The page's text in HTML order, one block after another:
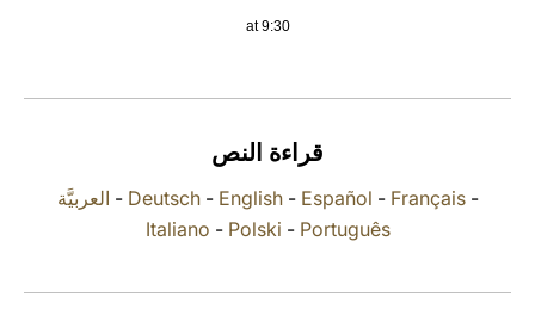
at 9:30
قراءة النص
العربيَّة - Deutsch- English- Español - Français-
Italiano - Polski - Português